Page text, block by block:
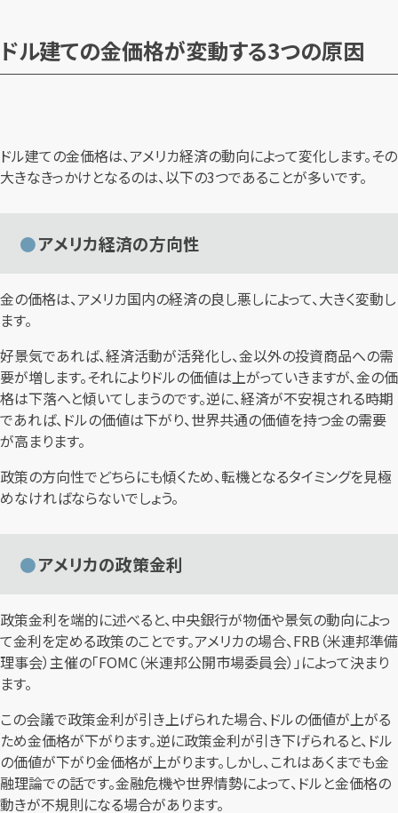
ドル建ての金価格が変動する3つの原因
ドル建ての金価格は、アメリカ経済の動向によって変化します。その
大きなきっかけとなるのは、以下の3つであることが多いです。
アメリカ経済の方向性
金の価格は、アメリカ国内の経済の良し悪しによって、大きく変動し
ます。
好景気であれば、経済活動が活発化し、金以外の投資商品への需
要が増します。それによりドルの価値は上がっていきますが、金の価
格は下落へと傾いてしまうのです。逆に、経済が不安視される時期
であれば、ドルの価値は下がり、世界共通の価値を持つ金の需要
が高まります。
政策の方向性でどちらにも傾くため、転機となるタイミングを見極
めなければならないでしょう。
アメリカの政策金利
政策金利を端的に述べると、中央銀行が物価や景気の動向によっ
て金利を定める政策のことです。アメリカの場合、FRB（米連邦準備
理事会）主催の「FOMC（米連邦公開市場委員会）」によって決まり
ます。
この会議で政策金利が引き上げられた場合、ドルの価値が上がる
ため金価格が下がります。逆に政策金利が引き下げられると、ドル
の価値が下がり金価格が上がります。しかし、これはあくまでも金
融理論での話です。金融危機や世界情勢によって、ドルと金価格の
動きが不規則になる場合があります。